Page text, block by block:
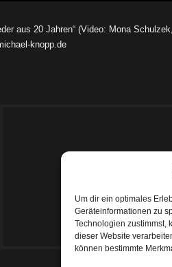
Um dir ein optimales
Geräteinformationen zu
Technologien zustimmst,
dieser Website
können bestimmte
aus 20 Jahren“ (Video: Mona
knopp.de
Michael Knopp „Der Kuss“ (Borchert)